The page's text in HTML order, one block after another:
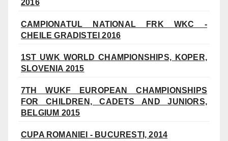
2016
CAMPIONATUL NATIONAL FRK WKC -
CHEILE GRADISTEI 2016
1ST UWK WORLD CHAMPIONSHIPS, KOPER,
SLOVENIA 2015
7TH WUKF EUROPEAN CHAMPIONSHIPS
FOR CHILDREN, CADETS AND JUNIORS,
BELGIUM 2015
CUPA ROMANIEI - BUCURESTI, 2014